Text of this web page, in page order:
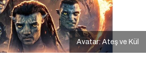
Avatar: Ateş ve Kül